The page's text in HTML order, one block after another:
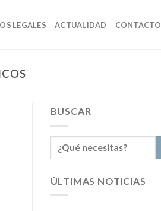
LEGALES ACTUALIDAD CONTACTO
BUSCAR
ÚLTIMAS NOTICIAS